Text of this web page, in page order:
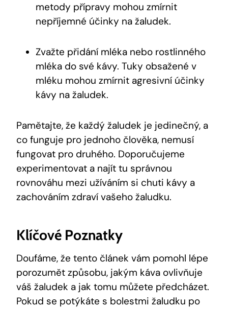
metody přípravy mohou zmírnit
nepříjemné účinky na žaludek.
Zvažte přidání mléka nebo rostlinného
mléka do své kávy. Tuky obsažené v
mléku mohou zmírnit agresivní účinky
kávy na žaludek.
Pamětajte, že každý žaludek je jedinečný, a
co funguje pro jednoho člověka, nemusí
fungovat pro druhého. Doporučujeme
experimentovat a najít tu správnou
rovnováhu mezi užíváním si chuti kávy a
zachováním zdraví vašeho žaludku.
Klíčové Poznatky
Doufáme, že tento článek vám pomohl lépe
porozumět způsobu, jakým káva ovlivňuje
váš žaludek a jak tomu můžete předcházet.
Pokud se potýkáte s bolestmi žaludku po